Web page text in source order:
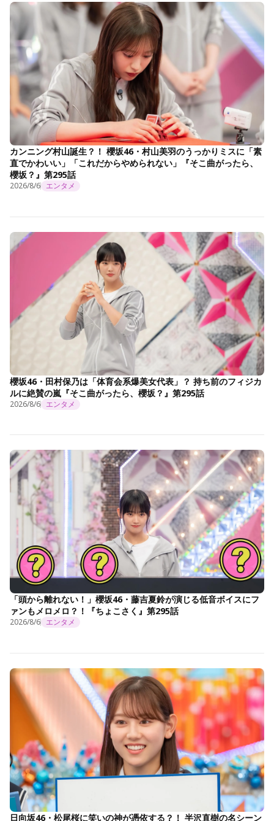
カンニング村山誕生？！ 櫻坂46・村山美羽のうっかりミスに「素
直でかわいい」「これだからやめられない」『そこ曲がったら、
櫻坂？』第295話
2026/8/6 エンタメ
櫻坂46・田村保乃は「体育会系爆美女代表」？ 持ち前のフィジカ
ルに絶賛の嵐『そこ曲がったら、櫻坂？』第295話
2026/8/6 エンタメ
「頭から離れない！」櫻坂46・藤吉夏鈴が演じる低音ボイスにフ
ァンもメロメロ？！『ちょこさく』第295話
2026/8/6 エンタメ
日向坂46・松尾桜に笑いの神が憑依する？！ 半沢直樹の名シーン